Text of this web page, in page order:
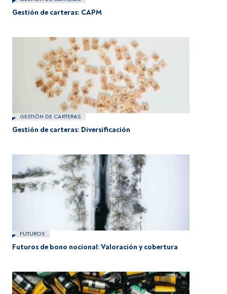
Gestión de carteras: CAPM
GESTIÓN DE CARTERAS
Gestión de carteras: Diversificación
FUTUROS
Futuros de bono nocional: Valoración y cobertura